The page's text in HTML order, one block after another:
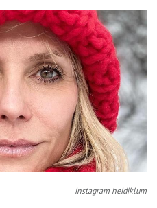
instagram heidiklum